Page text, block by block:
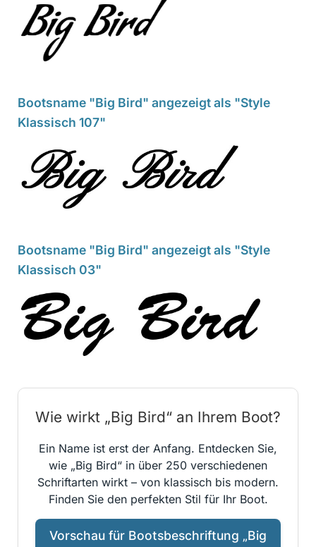
Bootsname "Big Bird" angezeigt als "Style
Klassisch 107"
Bootsname "Big Bird" angezeigt als "Style
Klassisch 03"
Wie wirkt „Big Bird“ an Ihrem Boot?
Ein Name ist erst der Anfang. Entdecken Sie,
wie „Big Bird“ in über 250 verschiedenen
Schriftarten wirkt – von klassisch bis modern.
Finden Sie den perfekten Stil für Ihr Boot.
Vorschau für Bootsbeschriftung „Big